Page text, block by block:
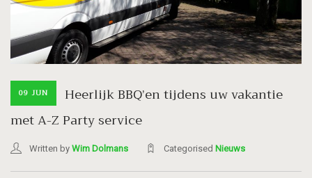
09 JUN
Heerlijk BBQ’en tijdens uw vakantie
met A-Z Party service
Written by Wim Dolmans Categorised Nieuws